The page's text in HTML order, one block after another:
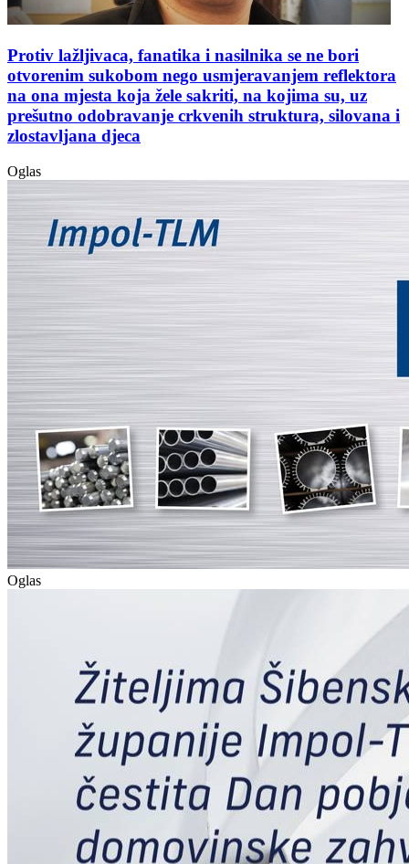
Protiv lažljivaca, fanatika i nasilnika se ne bori
otvorenim sukobom nego usmjeravanjem reflektora
na ona mjesta koja žele sakriti, na kojima su, uz
prešutno odobravanje crkvenih struktura, silovana i
zlostavljana djeca
Oglas
Oglas